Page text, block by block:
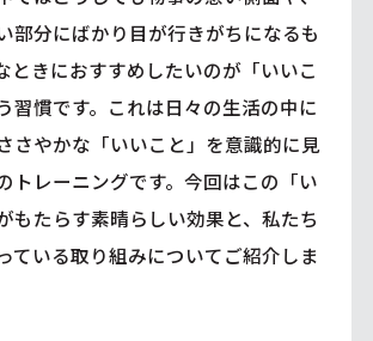
部分にばかり目が行きがちになるも
ときにおすすめしたいのが「いいこ
習慣です。これは日々の生活の中に
さやかな「いいこと」を意識的に見
トレーニングです。今回はこの「い
もたらす素晴らしい効果と、私たち
ている取り組みについてご紹介しま